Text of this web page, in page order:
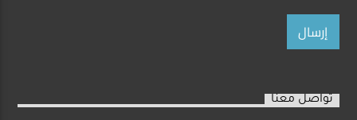
تواصل معنا